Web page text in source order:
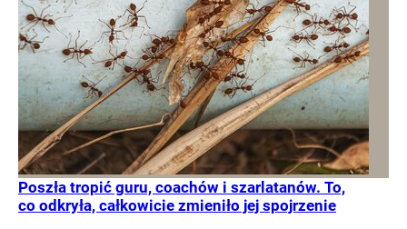
Poszła tropić guru, coachów i szarlatanów. To,
co odkryła, całkowicie zmieniło jej spojrzenie